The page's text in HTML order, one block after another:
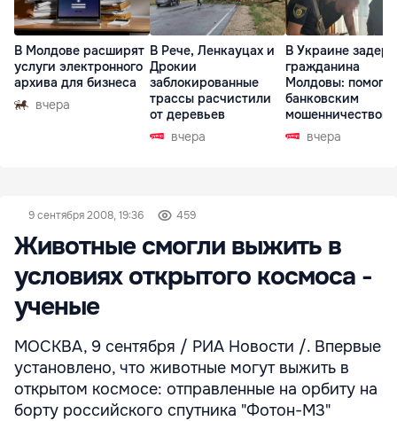
В Молдове расширят
услуги электронного
архива для бизнеса
вчера
В Рече, Ленкауцах и
Дрокии
заблокированные
трассы расчистили
от деревьев
вчера
В Украине
гражданина
Молдовы:
банковским
мошенничеством
Чехиивчера
9 сентября 2008, 19:36 459
Животные смогли выжить в
условиях открытого космоса -
ученые
МОСКВА, 9 сентября / РИА Новости /. Впервые
установлено, что животные могут выжить в
открытом космосе: отправленные на орбиту на
борту российского спутника "Фотон-М3"